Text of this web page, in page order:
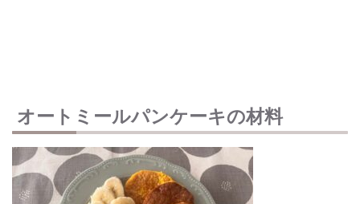
オートミールパンケーキの材料